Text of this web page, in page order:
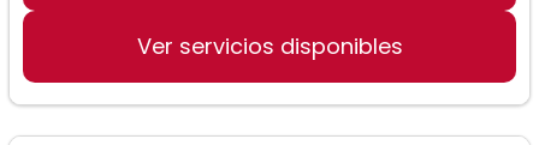
Exenciones de inadmisibilidad
Ajuste de estatus
Ver servicios disponibles